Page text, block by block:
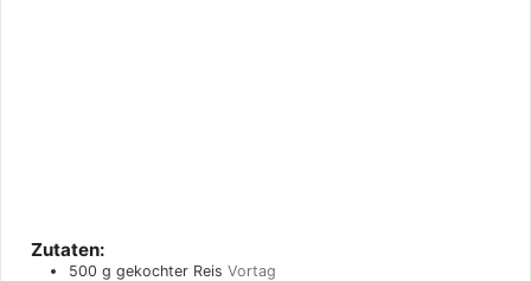
Zutaten:
500 g gekochter Reis Vortag